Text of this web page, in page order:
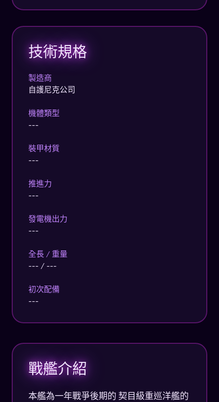
技術規格
製造商
自護尼克公司
機體類型
---
裝甲材質
---
推進力
---
發電機出力
---
全長 / 重量
--- / ---
初次配備
---
戰艦介紹
本艦為一年戰爭後期的 契目級重巡洋艦的